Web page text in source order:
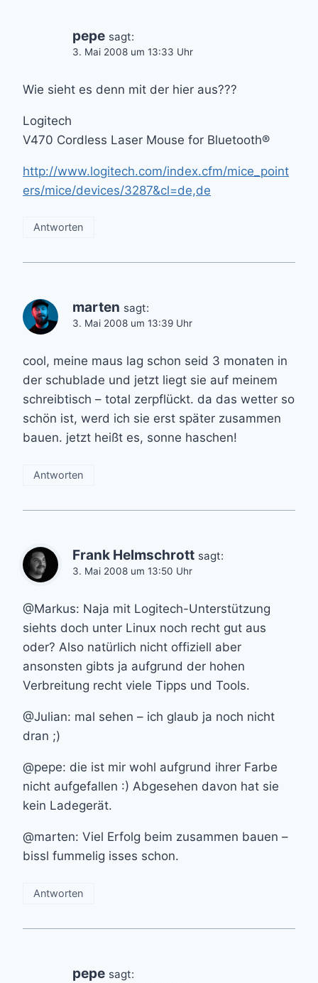
pepe sagt:
3. Mai 2008 um 13:33 Uhr
Wie sieht es denn mit der hier aus???
Logitech
V470 Cordless Laser Mouse for Bluetooth®
http://www.logitech.com/index.cfm/mice_point
ers/mice/devices/3287&cl=de,de
Antworten
marten sagt:
3. Mai 2008 um 13:39 Uhr
cool, meine maus lag schon seid 3 monaten in
der schublade und jetzt liegt sie auf meinem
schreibtisch – total zerpflückt. da das wetter so
schön ist, werd ich sie erst später zusammen
bauen. jetzt heißt es, sonne haschen!
Antworten
Frank Helmschrott sagt:
3. Mai 2008 um 13:50 Uhr
@Markus: Naja mit Logitech-Unterstützung
siehts doch unter Linux noch recht gut aus
oder? Also natürlich nicht offiziell aber
ansonsten gibts ja aufgrund der hohen
Verbreitung recht viele Tipps und Tools.
@Julian: mal sehen – ich glaub ja noch nicht
dran ;)
@pepe: die ist mir wohl aufgrund ihrer Farbe
nicht aufgefallen :) Abgesehen davon hat sie
kein Ladegerät.
@marten: Viel Erfolg beim zusammen bauen –
bissl fummelig isses schon.
Antworten
pepe sagt: